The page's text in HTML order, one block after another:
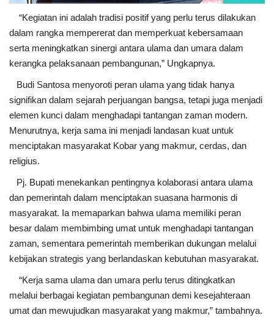
“Kegiatan ini adalah tradisi positif yang perlu terus dilakukan
dalam rangka mempererat dan memperkuat kebersamaan
serta meningkatkan sinergi antara ulama dan umara dalam
kerangka pelaksanaan pembangunan,” Ungkapnya.
Budi Santosa menyoroti peran ulama yang tidak hanya
signifikan dalam sejarah perjuangan bangsa, tetapi juga menjadi
elemen kunci dalam menghadapi tantangan zaman modern.
Menurutnya, kerja sama ini menjadi landasan kuat untuk
menciptakan masyarakat Kobar yang makmur, cerdas, dan
religius.
Pj. Bupati menekankan pentingnya kolaborasi antara ulama
dan pemerintah dalam menciptakan suasana harmonis di
masyarakat. Ia memaparkan bahwa ulama memiliki peran
besar dalam membimbing umat untuk menghadapi tantangan
zaman, sementara pemerintah memberikan dukungan melalui
kebijakan strategis yang berlandaskan kebutuhan masyarakat.
“Kerja sama ulama dan umara perlu terus ditingkatkan
melalui berbagai kegiatan pembangunan demi kesejahteraan
umat dan mewujudkan masyarakat yang makmur,” tambahnya.